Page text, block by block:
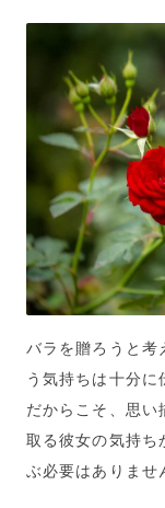
バラを贈ろうと考
う気持ちは十分に
だからこそ、思い
取る彼女の気持ち
ぶ必要はありませ